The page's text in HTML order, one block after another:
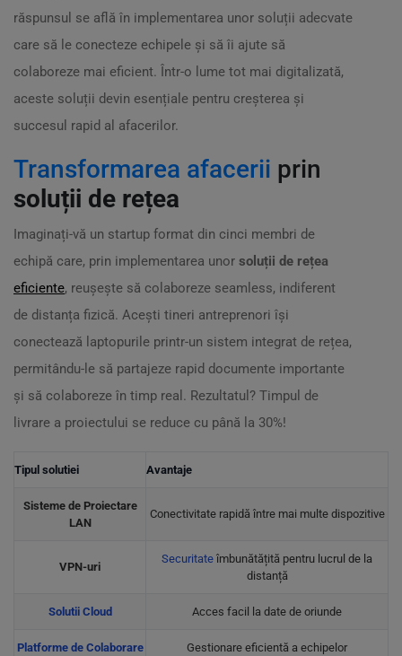
răspunsul se află în implementarea unor soluții adecvate
care să le conecteze echipele și să îi ajute să
colaboreze mai eficient. Într-o lume tot mai digitalizată,
aceste soluții devin esențiale pentru creșterea și
succesul rapid al afacerilor.
Transformarea afacerii prin
soluții de rețea
Imaginați-vă un startup format din cinci membri de
echipă care, prin implementarea unor soluții de rețea
eficiente, reușește să colaboreze seamless, indiferent
de distanța fizică. Acești tineri antreprenori își
conectează laptopurile printr-un sistem integrat de rețea,
permitându-le să partajeze rapid documente importante
și să colaboreze în timp real. Rezultatul? Timpul de
livrare a proiectului se reduce cu până la 30%!
Tipul solutiei Avantaje
Sisteme de Proiectare
LAN
Conectivitate rapidă între mai multe dispozitive
VPN-uri
Securitate îmbunătățită pentru lucrul de la
distanță
Solutii Cloud Acces facil la date de oriunde
Platforme de Colaborare Gestionare eficientă a echipelor